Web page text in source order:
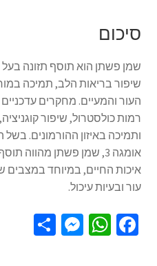
סיכום
שמן פשתן הוא תוסף תזונה בעל
שיפור בריאות הלב, תמיכה
העור והמעיים. מחקרים
רמות כולסטרול, שיפור
ותמיכה באיזון ההורמונים.
אומגה 3, שמן פשתן
איכות החיים, במיוחד במצבים
עור ובעיות עיכול.
Fa
W
M
S